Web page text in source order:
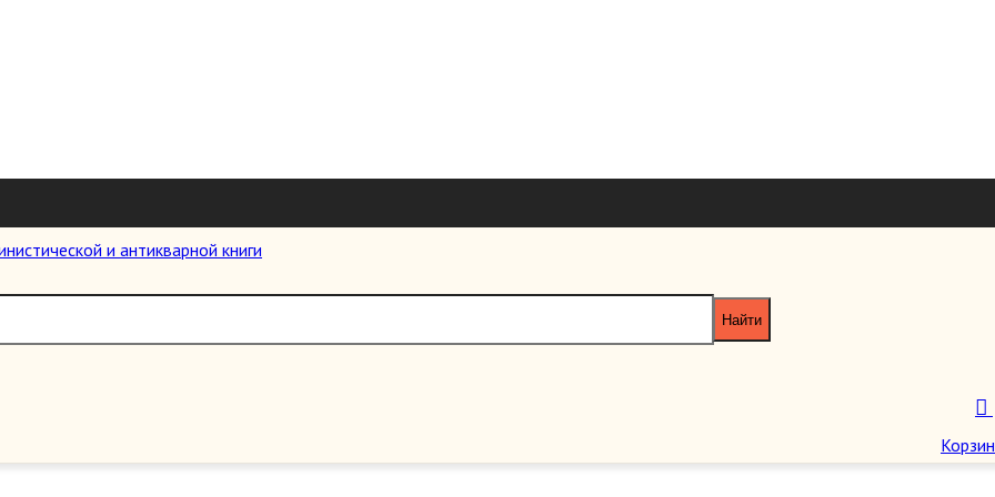
Пн-Пт 11:00 - 20:00 Сб-Вс 12:00 -